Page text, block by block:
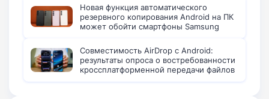
Новая функция автоматического
резервного копирования Android на ПК
может обойти смартфоны Samsung
Совместимость AirDrop с Android:
результаты опроса о востребованности
кроссплатформенной передачи файлов